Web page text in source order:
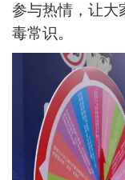
参与热情，让大
毒常识。